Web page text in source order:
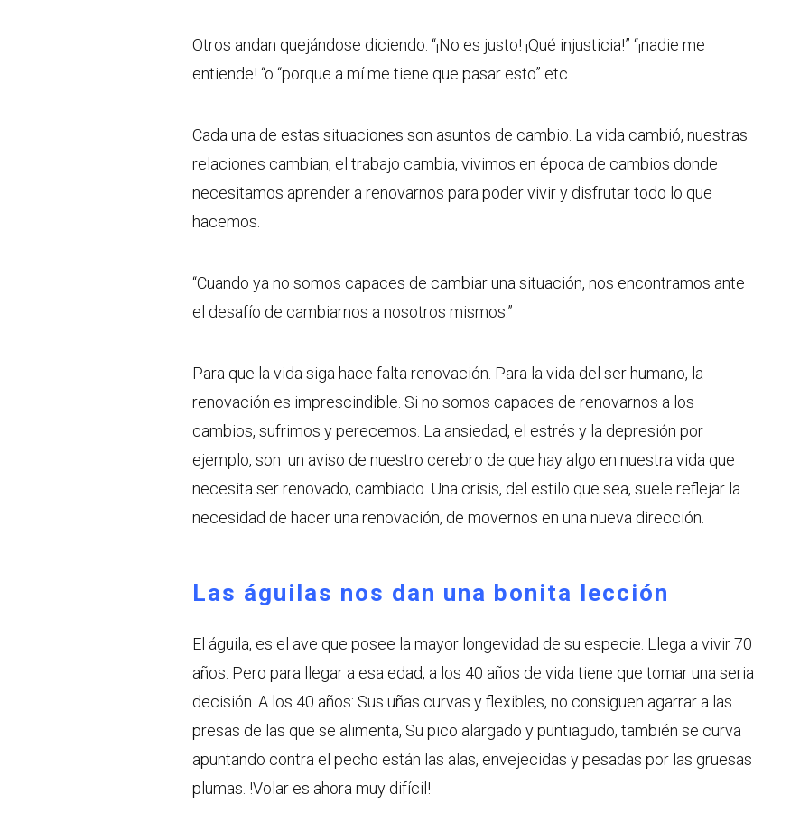
Otros andan quejándose diciendo: “¡No es justo! ¡Qué injusticia!” “¡nadie me
entiende! “o “porque a mí me tiene que pasar esto” etc.
Cada una de estas situaciones son asuntos de cambio. La vida cambió, nuestras
relaciones cambian, el trabajo cambia, vivimos en época de cambios donde
necesitamos aprender a renovarnos para poder vivir y disfrutar todo lo que
hacemos.
“Cuando ya no somos capaces de cambiar una situación, nos encontramos ante
el desafío de cambiarnos a nosotros mismos.”
Para que la vida siga hace falta renovación. Para la vida del ser humano, la
renovación es imprescindible. Si no somos capaces de renovarnos a los
cambios, sufrimos y perecemos. La ansiedad, el estrés y la depresión por
ejemplo, son un aviso de nuestro cerebro de que hay algo en nuestra vida que
necesita ser renovado, cambiado. Una crisis, del estilo que sea, suele reflejar la
necesidad de hacer una renovación, de movernos en una nueva dirección.
Las águilas nos dan una bonita lección
El águila, es el ave que posee la mayor longevidad de su especie. Llega a vivir 70
años. Pero para llegar a esa edad, a los 40 años de vida tiene que tomar una seria
decisión. A los 40 años: Sus uñas curvas y flexibles, no consiguen agarrar a las
presas de las que se alimenta, Su pico alargado y puntiagudo, también se curva
apuntando contra el pecho están las alas, envejecidas y pesadas por las gruesas
plumas. !Volar es ahora muy difícil!